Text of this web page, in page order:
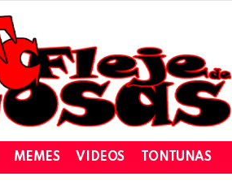
MEMES VIDEOS TONTUNAS